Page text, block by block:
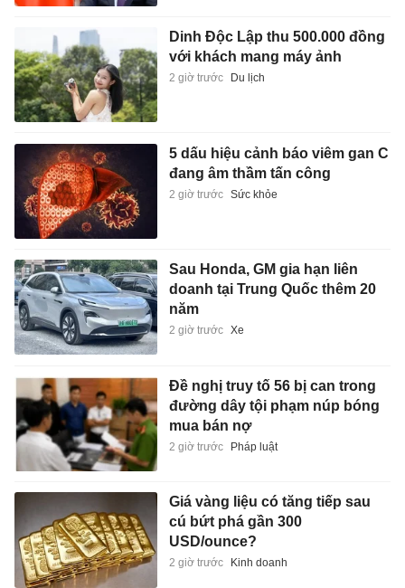
Dinh Độc Lập thu 500.000 đồng
với khách mang máy ảnh
2 giờ trước Du lịch
5 dấu hiệu cảnh báo viêm gan C
đang âm thầm tấn công
2 giờ trước Sức khỏe
Sau Honda, GM gia hạn liên
doanh tại Trung Quốc thêm 20
năm
2 giờ trước Xe
Đề nghị truy tố 56 bị can trong
đường dây tội phạm núp bóng
mua bán nợ
2 giờ trước Pháp luật
Giá vàng liệu có tăng tiếp sau
cú bứt phá gần 300
USD/ounce?
2 giờ trước Kinh doanh